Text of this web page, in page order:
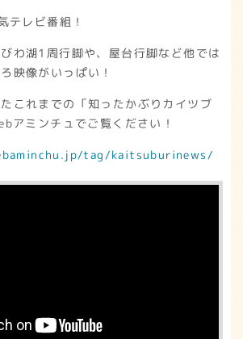
レビ番組！
わ湖1周行脚や、屋台行脚など他では
映像がいっぱい！
これまでの「知ったかぶりカイツブ
アミンチュでご覧ください！
tag/kaitsuburinews/